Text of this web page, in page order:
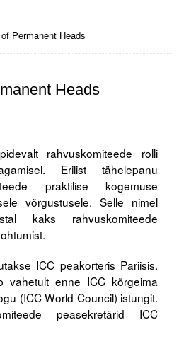
Permanent Heads
Heads
rahvuskomiteede rolli
Erilist tähelepanu
praktilise kogemuse
võrgustusele. Selle nimel
kaks rahvuskomiteede
ICC peakorteris Pariisis.
vahetult enne ICC kõrgeima
(ICC World Council) istungit.
peasekretärid ICC